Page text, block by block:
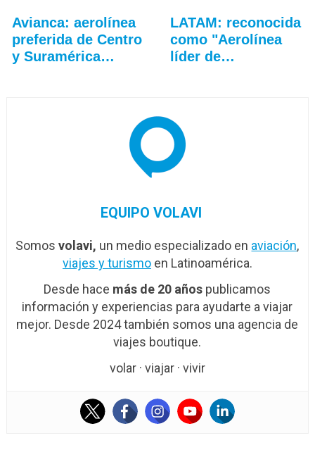
Avianca: aerolínea
preferida de Centro
y Suramérica…
LATAM: reconocida
como "Aerolínea
líder de
EQUIPO VOLAVI
Somosvolavi, un medio especializado en aviación,
viajes y turismoen Latinoamérica.
Desde hace más de 20 años publicamos
información y experiencias para ayudarte a viajar
mejor. Desde 2024 también somos una agencia de
viajes boutique.
volar · viajar · vivir